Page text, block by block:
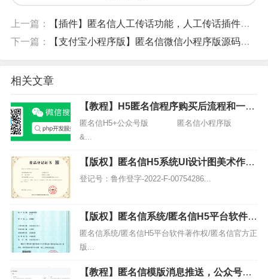
上一篇：
【插件】匿名信人工传话功能，人工传话插件安装和购买教程
下一篇：
【支付宝小程序版】匿名信微信小程序版源码一封来信表白祝福道歉短信源码下载授权
相关文章
【教程】H5匿名信程序购买后流程和一封
来信搭建使用教程
匿名信H5+公众号版 匿名信小程序版
&...
【版权】匿名信H5系统UI设计图美术作品
登记证书
登记号：鲁作登字-2022-F-00754286...
【版权】匿名信系统/匿名信H5平台软件著
作权/匿名信官方正版
匿名信系统/匿名信H5平台软件著作权/匿名信官方正
版...
【教程】匿名信模版消息推送，公众号模